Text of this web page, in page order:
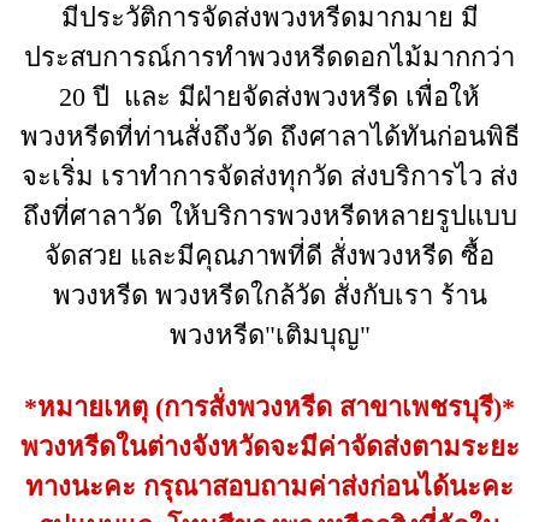
มีประวัติการจัดส่งพวงหรีดมากมาย มี
ประสบการณ์การทำพวงหรีดดอกไม้มากกว่า
20 ปี และ มีฝ่ายจัดส่งพวงหรีด เพื่อให้
พวงหรีดที่ท่านสั่งถึงวัด ถึงศาลาได้ทันก่อนพิธี
จะเริ่ม เราทำการจัดส่งทุกวัด ส่งบริการไว ส่ง
ถึงที่ศาลาวัด ให้บริการพวงหรีดหลายรูปแบบ
จัดสวย และมีคุณภาพที่ดี สั่งพวงหรีด ซื้อ
พวงหรีด พวงหรีดใกล้วัด สั่งกับเรา ร้าน
พวงหรีด"เติมบุญ"
*หมายเหตุ (การสั่งพวงหรีด สาขาเพชรบุรี)*
พวงหรีดในต่างจังหวัดจะมีค่าจัดส่งตามระยะ
ทางนะคะ กรุณาสอบถามค่าส่งก่อนได้นะคะ